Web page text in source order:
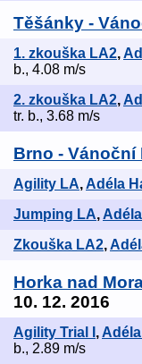
Těšánky -
1. zkouška LA2,
b., 4.08 m/s
2. zkouška LA2,
tr. b., 3.68 m/s
Brno - Vánoční
Agility LA,Adéla
Jumping LA,
Zkouška LA2,
Horka nad
10. 12. 2016
Agility Trial I ,
b., 2.89 m/s